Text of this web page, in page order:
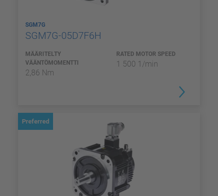
SGM7G
SGM7G-05D7F6H
MÄÄRITELTY
VÄÄNTÖMOMENTTI
2,86 Nm
RATED MOTOR SPEED
1 500 1/min
Preferred